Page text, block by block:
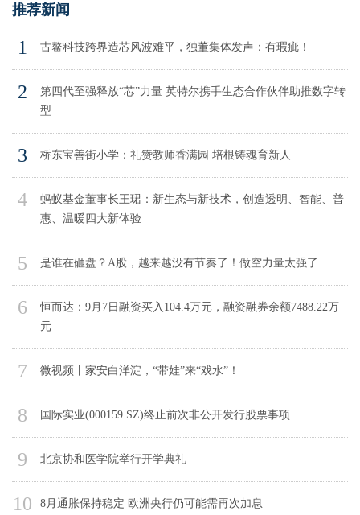
推荐新闻
1 古鳌科技跨界造芯风波难平，独董集体发声：有瑕疵！
2
第四代至强释放“芯”力量 英特尔携手生态合作伙伴助推数字转
型
3 桥东宝善街小学：礼赞教师香满园 培根铸魂育新人
4
蚂蚁基金董事长王珺：新生态与新技术，创造透明、智能、普
惠、温暖四大新体验
5 是谁在砸盘？A股，越来越没有节奏了！做空力量太强了
6
恒而达：9月7日融资买入104.4万元，融资融券余额7488.22万
元
7 微视频丨家安白洋淀，“带娃”来“戏水”！
8 国际实业(000159.SZ)终止前次非公开发行股票事项
9 北京协和医学院举行开学典礼
10 8月通胀保持稳定 欧洲央行仍可能需再次加息